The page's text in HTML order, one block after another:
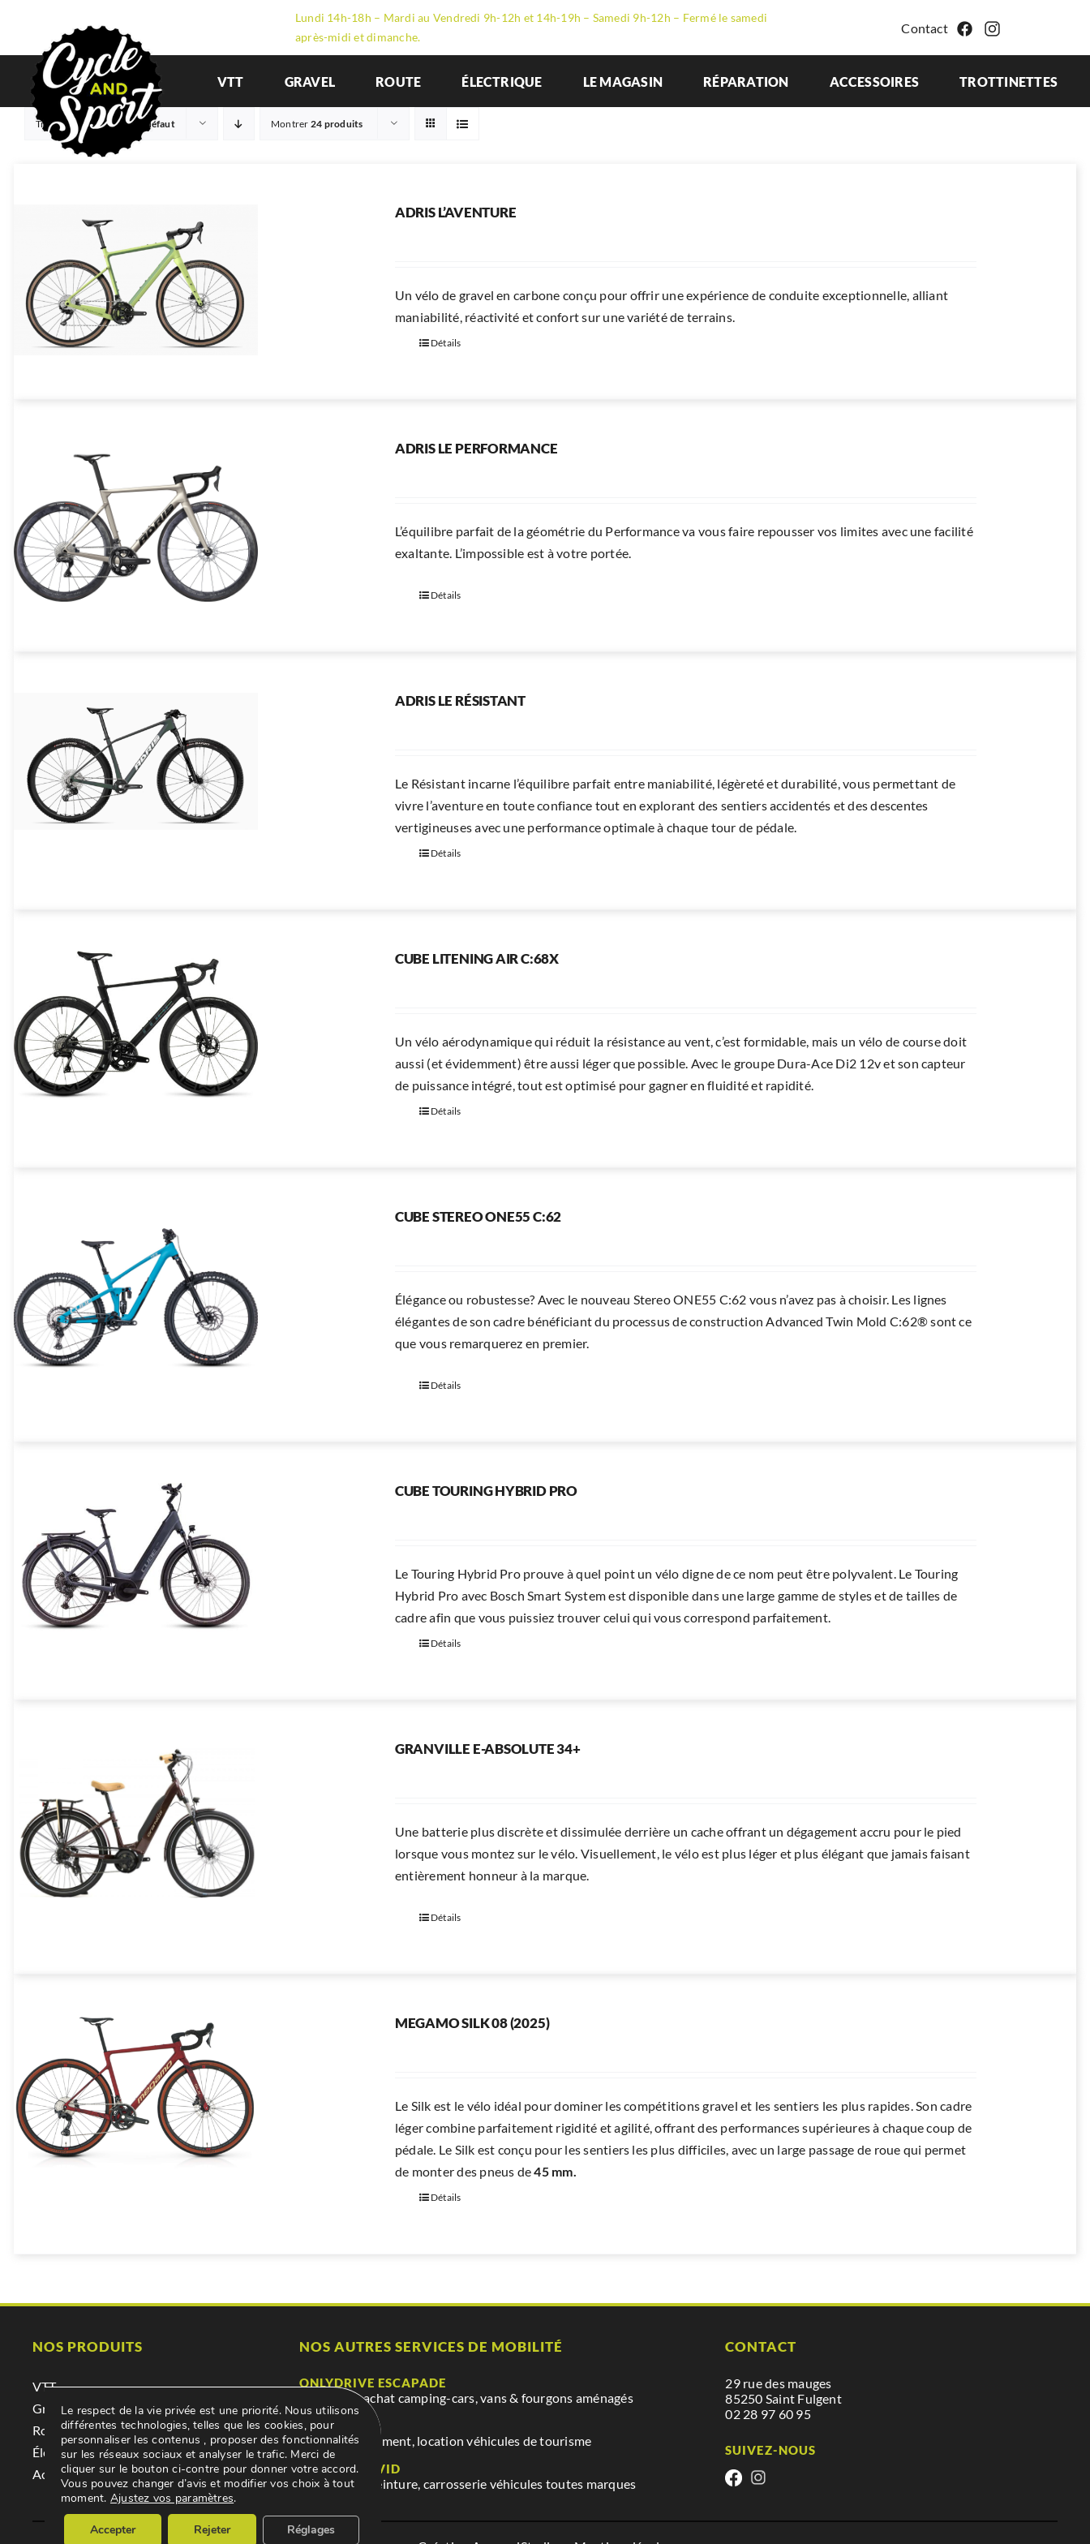
contenu
Lundi 14h-18h – Mardi au Vendredi 9h-12h et 14h-19h – Samedi 9h-12h – Fermé le samedi
après-midi et dimanche.
Contact
VTT GRAVEL ROUTE ÉLECTRIQUE LE MAGASIN RÉPARATION ACCESSOIRES TROTTINETTES
Trier parCommande par défaut Montrer 24 produits
ADRIS L’AVENTURE
Un vélo de gravel en carbone conçu pour offrir une expérience de conduite exceptionnelle, alliant
maniabilité, réactivité et confort sur une variété de terrains.
Détails
ADRIS LE PERFORMANCE
L’équilibre parfait de la géométrie du Performance va vous faire repousser vos limites avec une facilité
exaltante. L’impossible est à votre portée.
Détails
ADRIS LE RÉSISTANT
Le Résistant incarne l’équilibre parfait entre maniabilité, légèreté et durabilité, vous permettant de
vivre l’aventure en toute confiance tout en explorant des sentiers accidentés et des descentes
vertigineuses avec une performance optimale à chaque tour de pédale.
Détails
CUBE LITENING AIR C:68X
Un vélo aérodynamique qui réduit la résistance au vent, c’est formidable, mais un vélo de course doit
aussi (et évidemment) être aussi léger que possible. Avec le groupe Dura-Ace Di2 12v et son capteur
de puissance intégré, tout est optimisé pour gagner en fluidité et rapidité.
Détails
CUBE STEREO ONE55 C:62
Élégance ou robustesse? Avec le nouveau Stereo ONE55 C:62 vous n’avez pas à choisir. Les lignes
élégantes de son cadre bénéficiant du processus de construction Advanced Twin Mold C:62® sont ce
que vous remarquerez en premier.
Détails
CUBE TOURING HYBRID PRO
Le Touring Hybrid Pro prouve à quel point un vélo digne de ce nom peut être polyvalent. Le Touring
Hybrid Pro avec Bosch Smart System est disponible dans une large gamme de styles et de tailles de
cadre afin que vous puissiez trouver celui qui vous correspond parfaitement.
Détails
GRANVILLE E-ABSOLUTE 34+
Une batterie plus discrète et dissimulée derrière un cache offrant un dégagement accru pour le pied
lorsque vous montez sur le vélo. Visuellement, le vélo est plus léger et plus élégant que jamais faisant
entièrement honneur à la marque.
Détails
MEGAMO SILK 08 (2025)
Le Silk est le vélo idéal pour dominer les compétitions gravel et les sentiers les plus rapides. Son cadre
léger combine parfaitement rigidité et agilité, offrant des performances supérieures à chaque coup de
pédale. Le Silk est conçu pour les sentiers les plus difficiles, avec un large passage de roue qui permet
de monter des pneus de45 mm.
Détails
NOS PRODUITS
VTT
Gravel
Route
Électrique
Accessoires
NOS AUTRES SERVICES DE MOBILITÉ
ONLYDRIVE ESCAPADE
Location & achat camping-cars, vans & fourgons aménagés
ONLYDRIVE
Achat, abonnement, location véhicules de tourisme
GARAGE DAVID
Mécanique, peinture, carrosserie véhicules toutes marques
CONTACT
29 rue des mauges
85250 Saint Fulgent
02 28 97 60 95
SUIVEZ-NOUS
Le respect de la vie privée est une priorité. Nous utilisons
différentes technologies, telles que les cookies, pour
personnaliser les contenus , proposer des fonctionnalités
sur les réseaux sociaux et analyser le trafic. Merci de
cliquer sur le bouton ci-contre pour donner votre accord.
Vous pouvez changer d’avis et modifier vos choix à tout
moment. Ajustez vos paramètres.
Accepter Rejeter Réglages